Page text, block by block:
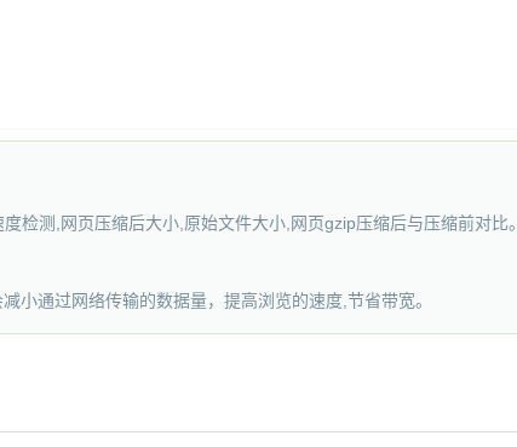
检测,网页压缩后大小,原始文件大小,网页gzip压缩后与压缩前对比。
小通过网络传输的数据量，提高浏览的速度,节省带宽。